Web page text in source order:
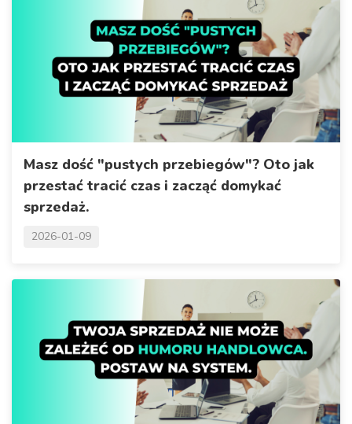
Masz dość "pustych przebiegów"? Oto jak
przestać tracić czas i zacząć domykać
sprzedaż.
2026-01-09